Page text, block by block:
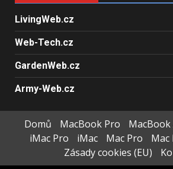
LivingWeb.cz
Web-Tech.cz
GardenWeb.cz
Army-Web.cz
Domů MacBook Pro MacBook
iMac Pro
iMac Mac Pro Mac
Zásady cookies (EU)